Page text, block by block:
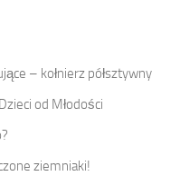
– kołnierz półsztywny
od Młodości
ziemniaki!